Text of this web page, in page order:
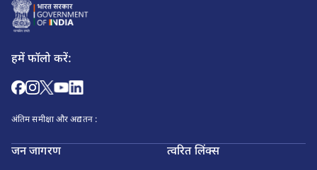
हमें फॉलो करें:
अंतिम समीक्षा और अद्यतन :
जन जागरण त्वरित लिंक्स